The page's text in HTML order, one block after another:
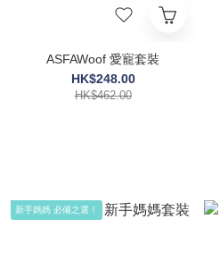
ASFAWoof 愛寵套裝
HK$248.00
HK$462.00
新手媽媽 必備之選！